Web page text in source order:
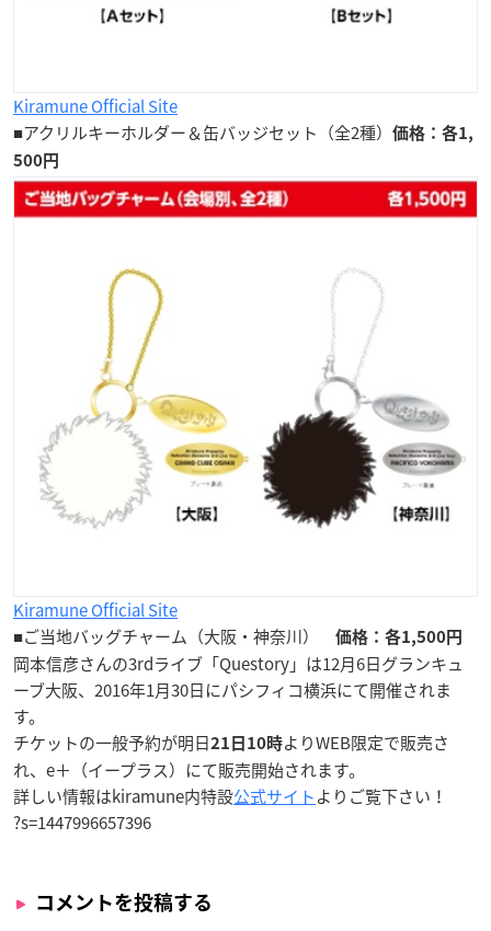
Kiramune Official Site
■アクリルキーホルダー＆缶バッジセット（全2種）
価格：各1,
500円
Kiramune Official Site
■ご当地バッグチャーム（大阪・神奈川）
価格：各1,500円
岡本信彦さんの3rdライブ「Questory」は12月6日グランキュ
ーブ大阪、2016年1月30日にパシフィコ横浜にて開催されま
す。
チケットの一般予約が明日21日10時よりWEB限定で販売さ
れ、e＋（イープラス）にて販売開始されます。
詳しい情報はkiramune内特設公式サイトよりご覧下さい！
?s=1447996657396
コメントを投稿する